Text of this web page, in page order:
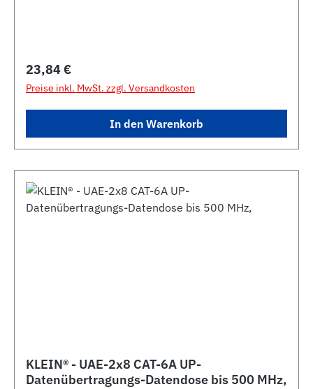
Regulärer Preis:
23,84 €
Preise inkl. MwSt. zzgl. Versandkosten
In den Warenkorb
KLEIN® - UAE-2x8 CAT-6A UP-
Datenübertragungs-Datendose bis 500 MHz,